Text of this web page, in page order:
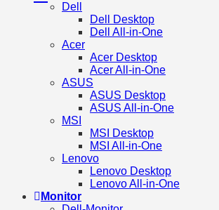
Dell
Dell Desktop
Dell All-in-One
Acer
Acer Desktop
Acer All-in-One
ASUS
ASUS Desktop
ASUS All-in-One
MSI
MSI Desktop
MSI All-in-One
Lenovo
Lenovo Desktop
Lenovo All-in-One
Monitor